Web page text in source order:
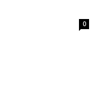
0